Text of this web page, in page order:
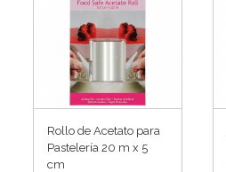
Rollo de Acetato para
Pastelería 20 m x 5
cm